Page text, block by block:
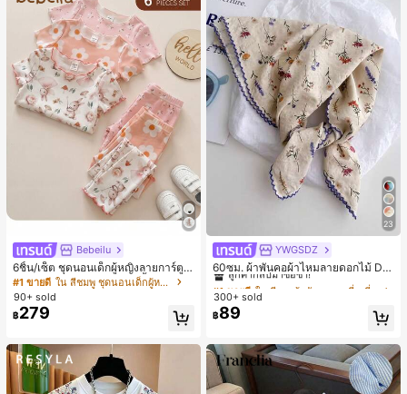
Bebeilu
6ชิ้น/เซ็ต ชุดนอนเด็กผู้หญิงลายการ์ตูน
หมีและดอกไม้ คอกลม แขนสั้น กางเกง
ขาสั้น ขอบระบาย สวมใส่สบาย
#1 ขายดี
ใน สีชมพู ชุดนอนเด็กผู้หญิง
90+ sold
฿279
23
YWGSDZ
60ซม. ผ้าพันคอผ้าไหมลายดอกไม้ Dit
sy สีเบจ, เครื่องประดับใหม่สำหรับผู้หญิ
งฤดูใบไม้ผลิ/ฤดูใบไม้ร่วง, ผ้าพันคอผืน
บางอเนกประสงค์หรูหรา
#1 ขายดี
ลูกค้ากลับมาซื้อซ้ำ!
#1 ขายดี
ลูกค้ากลับมาซื้อซ้ำ!
#1 ขายดี
ลูกค้ากลับมาซื้อซ้ำ!
#1 ขายดี
ใน สีเบจ ผ้าพันคอทรงสี่เหลี่ยมและผ้าพันคอสำหรับผู้
300+ sold
฿89